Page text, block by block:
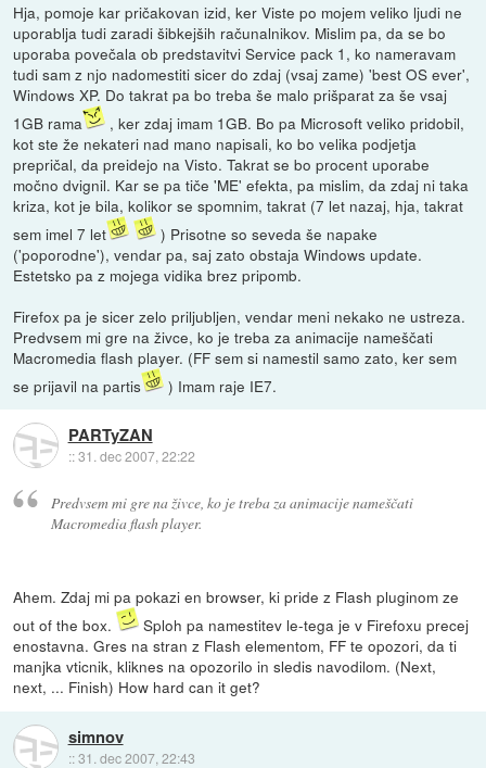
Hja, pomoje kar pričakovan izid, ker Viste po mojem veliko ljudi ne
uporablja tudi zaradi šibkejših računalnikov. Mislim pa, da se bo
uporaba povečala ob predstavitvi Service pack 1, ko nameravam
tudi sam z njo nadomestiti sicer do zdaj (vsaj zame) 'best OS ever',
Windows XP. Do takrat pa bo treba še malo prišparat za še vsaj
1GB rama
, ker zdaj imam 1GB. Bo pa Microsoft veliko pridobil,
kot ste že nekateri nad mano napisali, ko bo velika podjetja
prepričal, da preidejo na Visto. Takrat se bo procent uporabe
močno dvignil. Kar se pa tiče 'ME' efekta, pa mislim, da zdaj ni taka
kriza, kot je bila, kolikor se spomnim, takrat (7 let nazaj, hja, takrat
sem imel 7 let
) Prisotne so seveda še napake
('poporodne'), vendar pa, saj zato obstaja Windows update.
Estetsko pa z mojega vidika brez pripomb.
Firefox pa je sicer zelo priljubljen, vendar meni nekako ne ustreza.
Predvsem mi gre na živce, ko je treba za animacije nameščati
Macromedia flash player. (FF sem si namestil samo zato, ker sem
se prijavil na partis
) Imam raje IE7.
PARTyZAN
::31. dec 2007, 22:22
Predvsem mi gre na živce, ko je treba za animacije nameščati
Macromedia flash player.
Ahem. Zdaj mi pa pokazi en browser, ki pride z Flash pluginom ze
out of the box.
Sploh pa namestitev le-tega je v Firefoxu precej
enostavna. Gres na stran z Flash elementom, FF te opozori, da ti
manjka vticnik, kliknes na opozorilo in sledis navodilom. (Next,
next, ... Finish) How hard can it get?
simnov
::31. dec 2007, 22:43